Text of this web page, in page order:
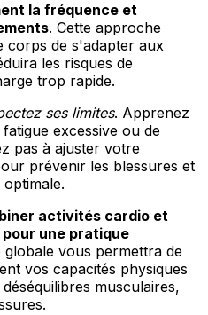
la fréquence et
. Cette approche
corps de s'adapter aux
les risques de
trop rapide.
ses limites. Apprenez
excessive ou de
pas à ajuster votre
prévenir les blessures et
activités cardio et
une pratique
globale vous permettra de
vos capacités physiques
musculaires,